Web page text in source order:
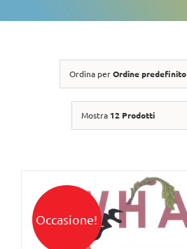
Ordina perOrdine predefinito
Mostra 12 Prodotti
Occasione!